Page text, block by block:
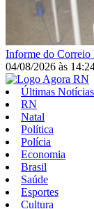
Informe do Correio
04/08/2026 às
Últimas Notícias
RN
Natal
Política
Polícia
Economia
Brasil
Saúde
Esportes
Cultura